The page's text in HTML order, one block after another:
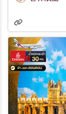
มหาวิหารเวสท์มิ
ทาวเวอร์บริดจ์ - ช้อปปิ้ง ถนน
Outlet – เลสเตอ